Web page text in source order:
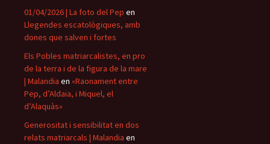
01/04/2026 | La foto del Pep en
Llegendes escatològiques, amb
dones que salven i fortes
Els Pobles matriarcalistes, en pro
de la terra i de la figura de la mare
| Malandia en «Raonament entre
Pep, d’Aldaia, i Miquel, el
d’Alaquàs»
Generositat i sensibilitat en dos
relats matriarcals | Malandia en